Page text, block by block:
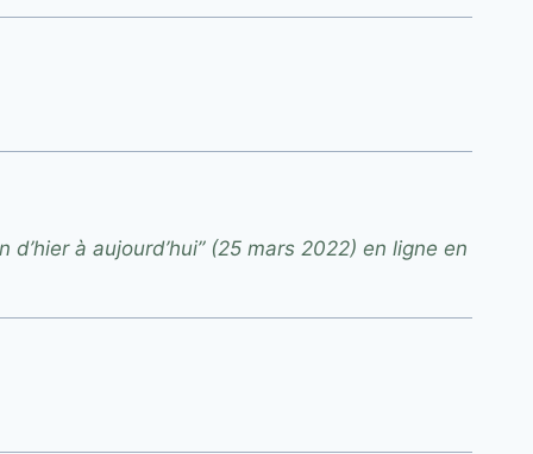
à aujourd’hui” (25 mars 2022) en ligne en